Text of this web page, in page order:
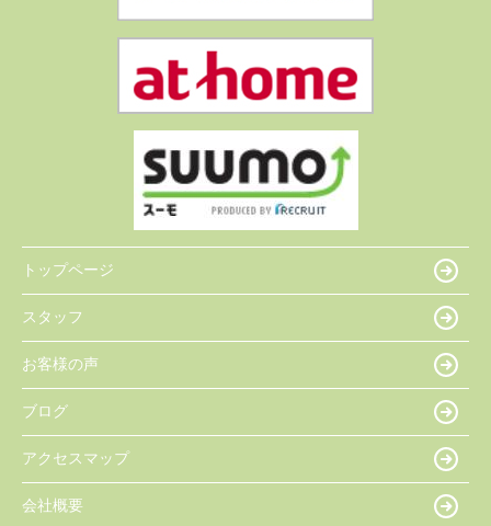
トップページ
スタッフ
お客様の声
ブログ
アクセスマップ
会社概要